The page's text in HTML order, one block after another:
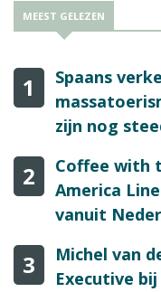
MEEST GELEZEN
1
Spaans
zijn nog
2
Coffee with
America
vanuit
3
Michel van
Executive